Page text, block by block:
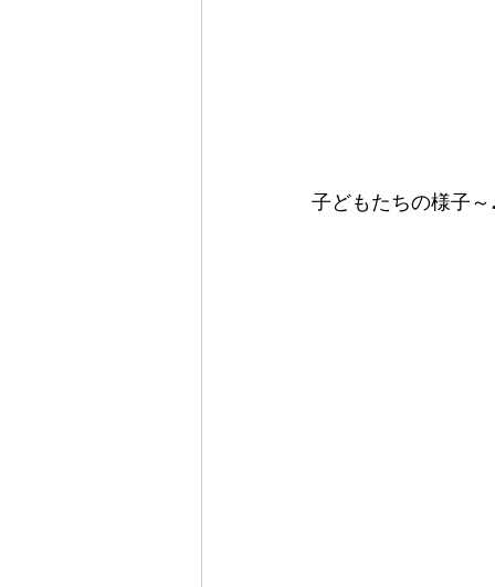
子どもたちの様子～